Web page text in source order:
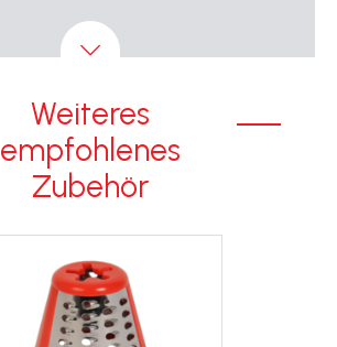
Weiteres
empfohlenes
Zubehör